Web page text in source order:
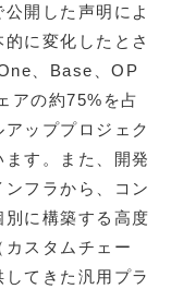
開した声明によ
に変化したとさ
、Base、OP
アの約75%を占
ッププロジェク
す。また、開発
フラから、コン
に構築する高度
スタムチェー
てきた汎用プラ